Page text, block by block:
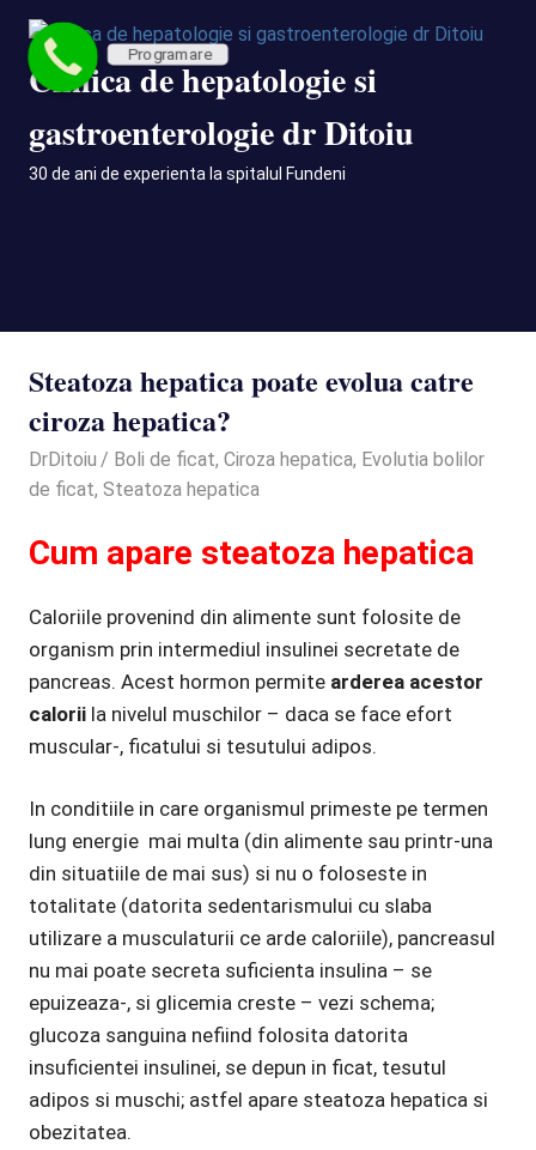
Skip
content
Clinica de hepatologie si
gastroenterologie dr Ditoiu
30 de ani de experienta la spitalul Fundeni
Steatoza hepatica poate evolua catre
ciroza hepatica?
September 23, 2020
DrDitoiu Boli de ficat,Ciroza hepatica, Evolutia bolilor
de ficat, Steatoza hepatica
Cum apare steatoza hepatica
Caloriile provenind din alimente sunt folosite de
organism prin intermediul insulinei secretate de
pancreas. Acest hormon permite arderea acestor
calorii la nivelul muschilor – daca se face efort
muscular-, ficatului si tesutului adipos.
In conditiile in care organismul primeste pe termen
lung energie mai multa (din alimente sau printr-una
din situatiile de mai sus) si nu o foloseste in
totalitate (datorita sedentarismului cu slaba
utilizare a musculaturii ce arde caloriile), pancreasul
nu mai poate secreta suficienta insulina – se
epuizeaza-, si glicemia creste – vezi schema;
glucoza sanguina nefiind folosita datorita
insuficientei insulinei, se depun in ficat, tesutul
adipos si muschi; astfel apare steatoza hepatica si
obezitatea.
Programare